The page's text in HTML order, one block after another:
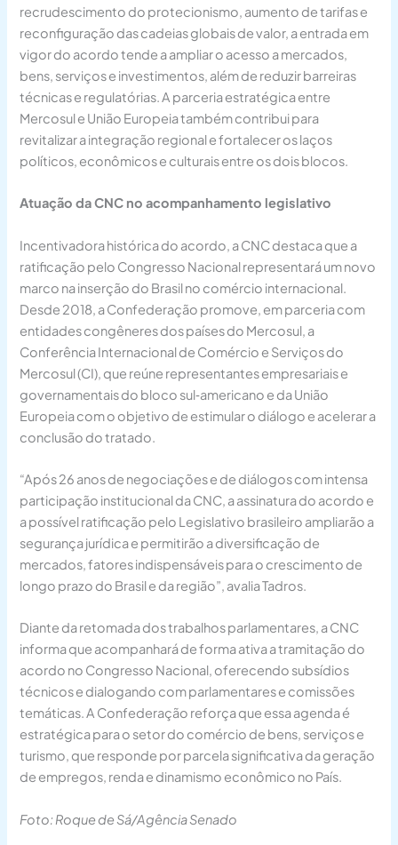
recrudescimento do protecionismo, aumento de tarifas e
reconfiguração das cadeias globais de valor, a entrada em
vigor do acordo tende a ampliar o acesso a mercados,
bens, serviços e investimentos, além de reduzir barreiras
técnicas e regulatórias. A parceria estratégica entre
Mercosul e União Europeia também contribui para
revitalizar a integração regional e fortalecer os laços
políticos, econômicos e culturais entre os dois blocos.
Atuação da CNC no acompanhamento legislativo
Incentivadora histórica do acordo, a CNC destaca que a
ratificação pelo Congresso Nacional representará um novo
marco na inserção do Brasil no comércio internacional.
Desde 2018, a Confederação promove, em parceria com
entidades congêneres dos países do Mercosul, a
Conferência Internacional de Comércio e Serviços do
Mercosul (CI), que reúne representantes empresariais e
governamentais do bloco sul‑americano e da União
Europeia com o objetivo de estimular o diálogo e acelerar a
conclusão do tratado.
“Após 26 anos de negociações e de diálogos com intensa
participação institucional da CNC, a assinatura do acordo e
a possível ratificação pelo Legislativo brasileiro ampliarão a
segurança jurídica e permitirão a diversificação de
mercados, fatores indispensáveis para o crescimento de
longo prazo do Brasil e da região”, avalia Tadros.
Diante da retomada dos trabalhos parlamentares, a CNC
informa que acompanhará de forma ativa a tramitação do
acordo no Congresso Nacional, oferecendo subsídios
técnicos e dialogando com parlamentares e comissões
temáticas. A Confederação reforça que essa agenda é
estratégica para o setor do comércio de bens, serviços e
turismo, que responde por parcela significativa da geração
de empregos, renda e dinamismo econômico no País.
Foto: Roque de Sá/Agência Senado